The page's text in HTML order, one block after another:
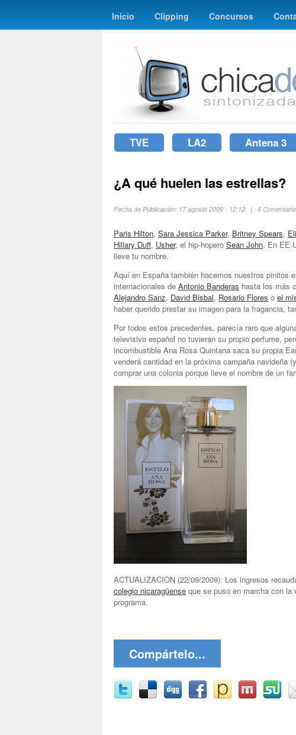
Inicio Clipping Concursos
TVE LA2 Antena 3
¿A qué huelen las estrellas?
Fecha de Publicación: 17 agosto 2009 - 12:12 | 6
Paris Hilton, Sara Jessica Parker, Britney Spears,
Hillary Duff, Usher, el hip-hopero Sean John. En
lleve tu nombre.
Aquí en España también hacemos nuestros pinitos
internacionales de Antonio Banderas hasta los más
Alejandro Sanz, David Bisbal, Rosario Flores o el
haber querido prestar su imagen para la fragancia,
Por todos estos precedentes, parecía raro que
televisivo español no tuvieran su propio perfume,
incombustible Ana Rosa Quintana saca su propia
venderá cantidad en la próxima campaña navideña
comprar una colonia porque lleve el nombre de un
ACTUALIZACION (22/09/2009): Los ingresos
colegio nicaragüense que se puso en marcha con
programa.
Compártelo...